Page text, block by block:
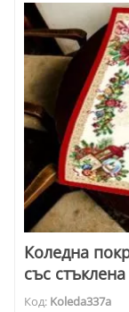
Коледна
със
Код: Koleda337a